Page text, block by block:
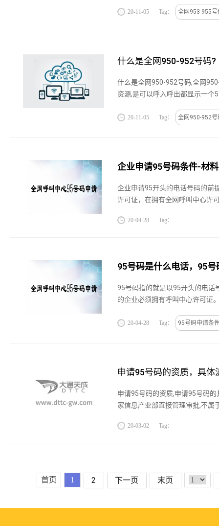
网953-955号码可点在线咨询一
20-11-05 Tag： 全网953-955号
什么是全网950-952号码?
什么是全网950-952号码,全网
资源,是可以呼入呼出都显示一个
询一对一咨询服务....
20-11-05 Tag： 全网950-952号
企业申请95号码条件-材
企业申请95开头的电话号码的前
许可证，在拥有全网呼叫中心许
理95电话申请。95号码...
20-04-28 Tag：
95号码是什么电话，95号
95号码指的就是以95开头的电话
的企业必须拥有呼叫中心许可证
特殊号码。95全国统一号...
20-04-28 Tag： 95号码申请条
申请95号码的资质，具体
申请95号码的资质,申请95号码
家信息产业部直接管理审批,不属
95码号用于客服号码是企...
20-03-02 Tag：
首页 1 2 下一页 末页